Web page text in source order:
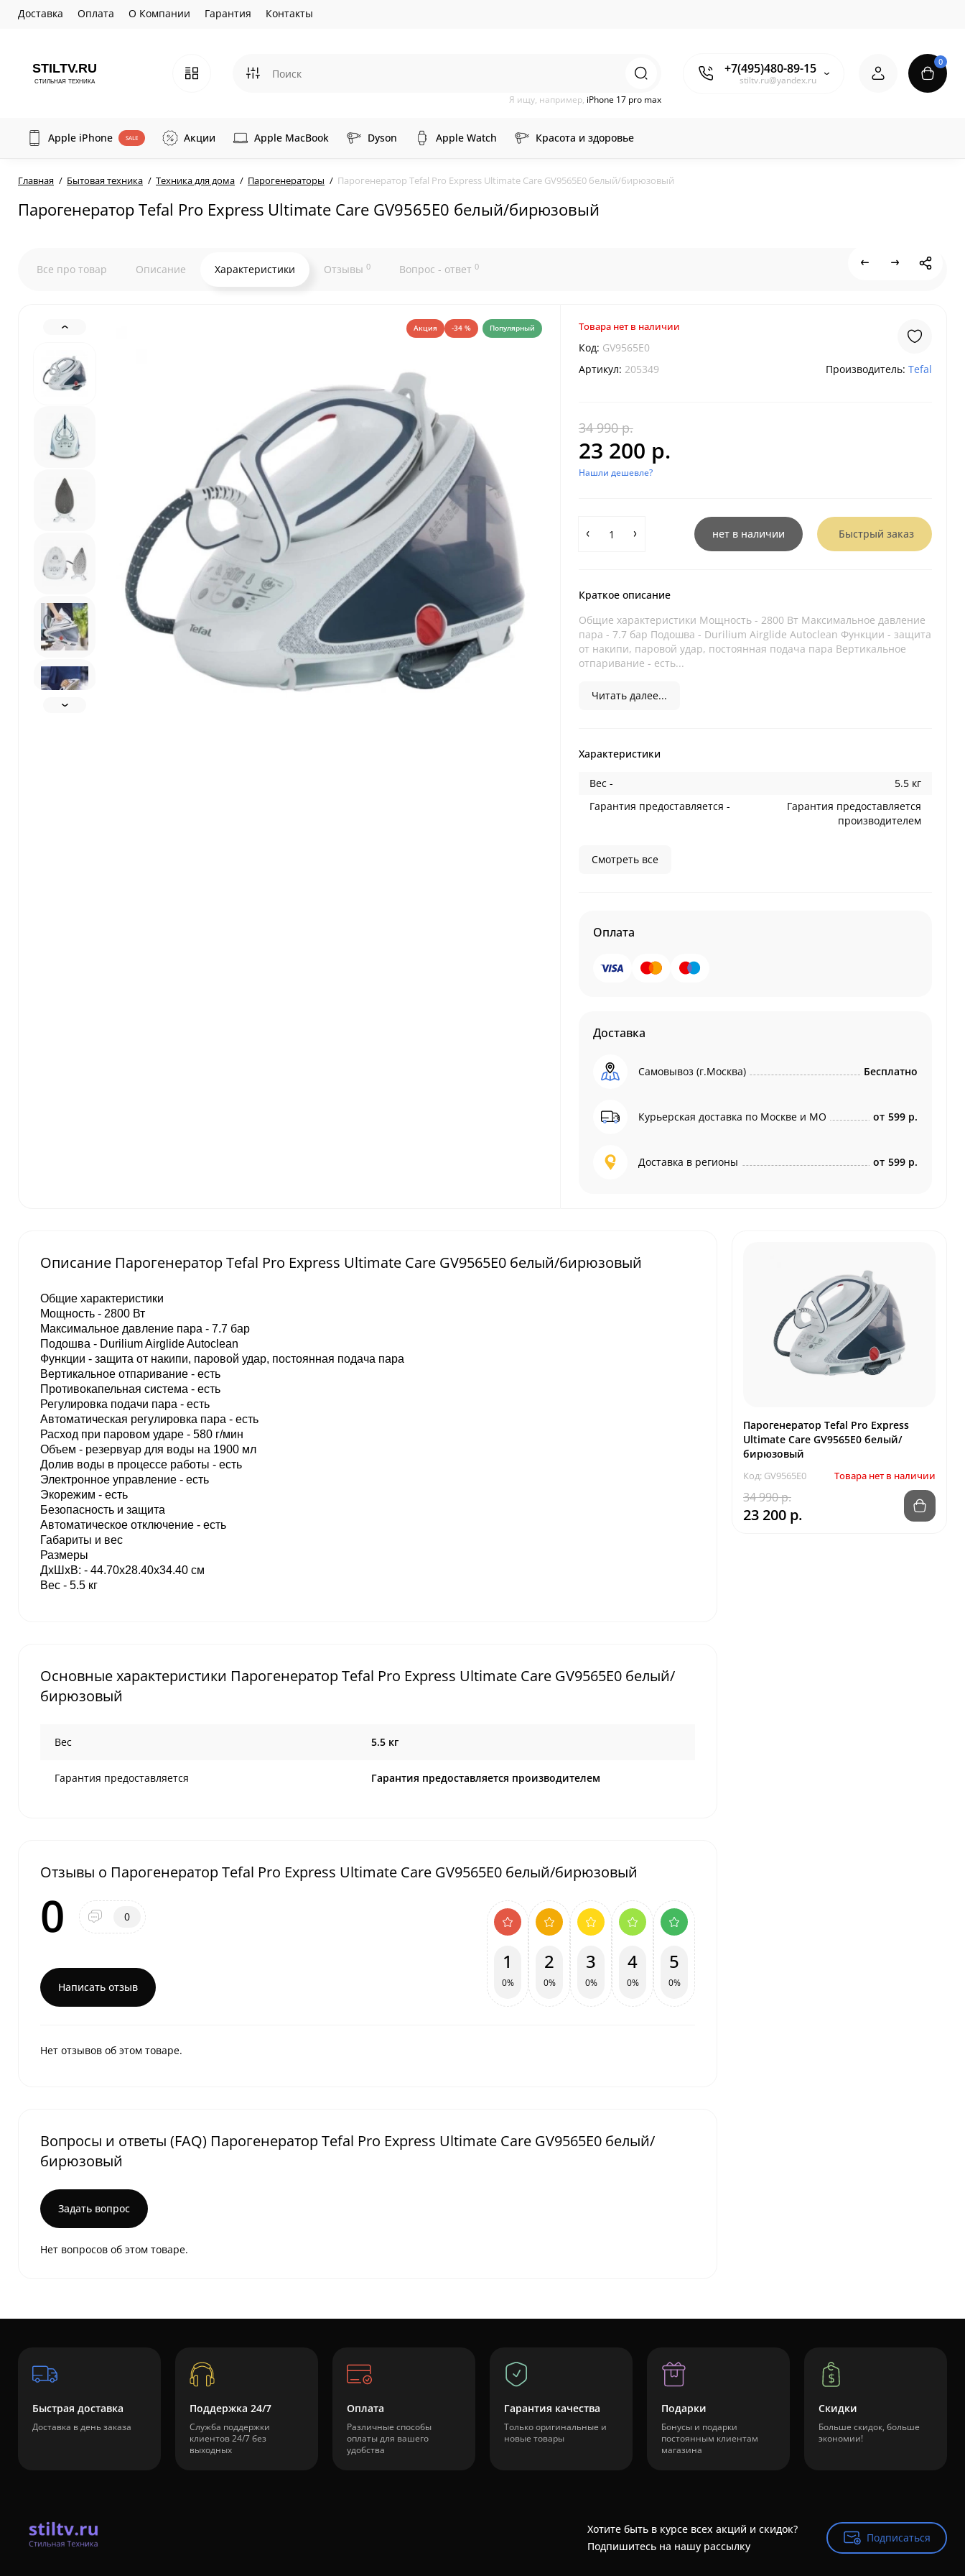
Доставка Оплата О Компании Гарантия Контакты
+7(495)480-89-15
stiltv.ru@yandex.ru
Я ищу, например, iPhone 17 pro max
0
Apple iPhone SALE Акции Apple MacBook Dyson Apple Watch Красота и здоровье
Главная Бытовая техника Техника для дома Парогенераторы Парогенератор Tefal Pro Express Ultimate Care GV9565E0 белый/бирюзовый
Парогенератор Tefal Pro Express Ultimate Care GV9565E0 белый/бирюзовый
Все про товар Описание Характеристики Отзывы 0 Вопрос - ответ 0
Акция -34 % Популярный Товара нет в наличии
Код: GV9565E0
Артикул: 205349 Производитель: Tefal
34 990 р.
23 200 р.
Нашли дешевле?
нет в наличии Быстрый заказ
Краткое описание
Общие характеристики Мощность - 2800 Вт Максимальное давление
пара - 7.7 бар Подошва - Durilium Airglide Autoclean Функции - защита
от накипи, паровой удар, постоянная подача пара Вертикальное
отпаривание - есть...
Читать далее...
Характеристики
Вес -
5.5 кг
Гарантия предоставляется -
Гарантия предоставляется
производителем
Смотреть все
Оплата
Доставка
Самовывоз (г.Москва) Бесплатно
Курьерская доставка по Москве и МО от 599 р.
Доставка в регионы от 599 р.
Описание Парогенератор Tefal Pro Express Ultimate Care GV9565E0 белый/бирюзовый
Общие характеристики
Мощность - 2800 Вт
Максимальное давление пара - 7.7 бар
Подошва - Durilium Airglide Autoclean
Функции - защита от накипи, паровой удар, постоянная подача пара
Вертикальное отпаривание - есть
Противокапельная система - есть
Регулировка подачи пара - есть
Автоматическая регулировка пара - есть
Расход при паровом ударе - 580 г/мин
Объем - резервуар для воды на 1900 мл
Долив воды в процессе работы - есть
Электронное управление - есть
Экорежим - есть
Безопасность и защита
Автоматическое отключение - есть
Габариты и вес
Размеры
ДхШхВ: - 44.70х28.40х34.40 см
Вес - 5.5 кг
Основные характеристики Парогенератор Tefal Pro Express Ultimate Care GV9565E0 белый/
бирюзовый
Вес 5.5 кг
Гарантия предоставляется Гарантия предоставляется производителем
Отзывы о Парогенератор Tefal Pro Express Ultimate Care GV9565E0 белый/бирюзовый
0 0
Написать отзыв
1
0%
2
0%
3
0%
4
0%
5
0%
Нет отзывов об этом товаре.
Вопросы и ответы (FAQ) Парогенератор Tefal Pro Express Ultimate Care GV9565E0 белый/
бирюзовый
Задать вопрос
Нет вопросов об этом товаре.
Парогенератор Tefal Pro Express
Ultimate Care GV9565E0 белый/
бирюзовый
Код: GV9565E0 Товара нет в наличии
34 990 р.
23 200 р.
Быстрая доставка
Доставка в день заказа
Поддержка 24/7
Служба поддержки
клиентов 24/7 без
выходных
Оплата
Различные способы
оплаты для вашего
удобства
Гарантия качества
Только оригинальные и
новые товары
Подарки
Бонусы и подарки
постоянным клиентам
магазина
Скидки
Больше скидок, больше
экономии!
Хотите быть в курсе всех акций и скидок?
Подпишитесь на нашу рассылку
Подписаться
Подписаться